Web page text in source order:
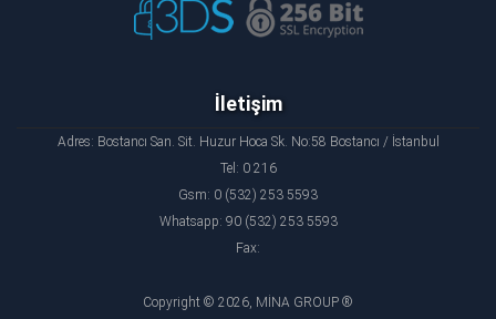
İletişim
Adres: Bostancı San. Sit. Huzur Hoca Sk. No:58 Bostancı / İstanbul
Tel: 0 216
Gsm: 0 (532) 253 5593
Whatsapp: 90 (532) 253 5593
Fax:
Copyright © 2026, MİNA GROUP ®